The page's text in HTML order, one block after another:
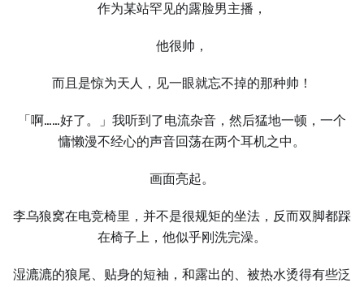
作为某站罕见的露脸男主播，
他很帅，
而且是惊为天⼈，见⼀眼就忘不掉的那种帅！
「啊……好了。」我听到了电流杂音，然后猛地⼀顿，⼀个
慵懒漫不经心的声音回荡在两个耳机之中。
画面亮起。
李乌狼窝在电竞椅里，并不是很规矩的坐法，反而双脚都踩
在椅子上，他似乎刚洗完澡。
湿漉漉的狼尾、贴身的短袖，和露出的、被热水烫得有些泛